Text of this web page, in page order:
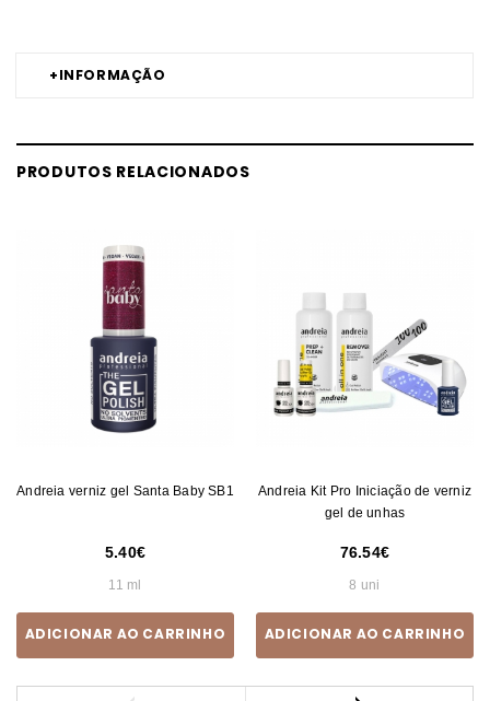
+INFORMAÇÃO
PRODUTOS RELACIONADOS
Andreia verniz gel Santa Baby SB1
5.40
11 ml
ADICIONAR AO CARRINHO
Andreia Kit Pro Iniciação de verniz
gel de unhas
76.54
8 uni
ADICIONAR AO CARRINHO